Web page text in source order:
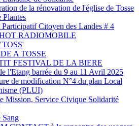
de la rénovation de l'église de Tosse
Plantes
Citoyen des Landes # 4
RADIOMOBILE
A TOSSE
FESTIVAL DE LA BIERE
l'Etang barrée du 9 au 11 Avril 2025
de modification N°4 du plan Local
(PLUI)
Mission, Service Civique Solidarité
Sang